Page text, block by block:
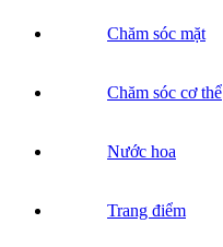
Chăm sóc mặt
Chăm sóc cơ thể
Nước hoa
Trang điểm